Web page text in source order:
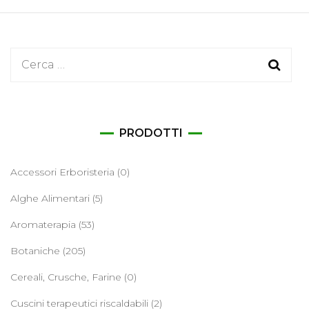
Ricerca
PRODOTTI
Accessori Erboristeria (0)
Alghe Alimentari (5)
Aromaterapia (53)
Botaniche (205)
Cereali, Crusche, Farine (0)
Cuscini terapeutici riscaldabili (2)